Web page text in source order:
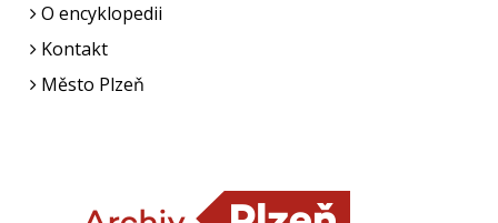
O encyklopedii
Kontakt
Město Plzeň